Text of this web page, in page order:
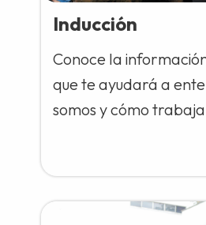
Inducción
Conoce la
que te ayudará a
somos y cómo